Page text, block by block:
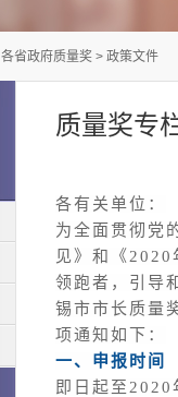
质量奖专
各省政府质量奖 > 政策文件
各有关单位：
为全面贯彻党
见》和《 2020
领跑者，引导
锡市市长质量
项通知如下：
一、申报时间
即日起至 2020